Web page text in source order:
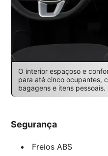
O interior espaçoso e
para até cinco ocupantes,
bagagens e itens pessoais.
Segurança
Freios ABS